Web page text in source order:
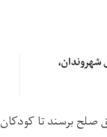
صلح برسند تا